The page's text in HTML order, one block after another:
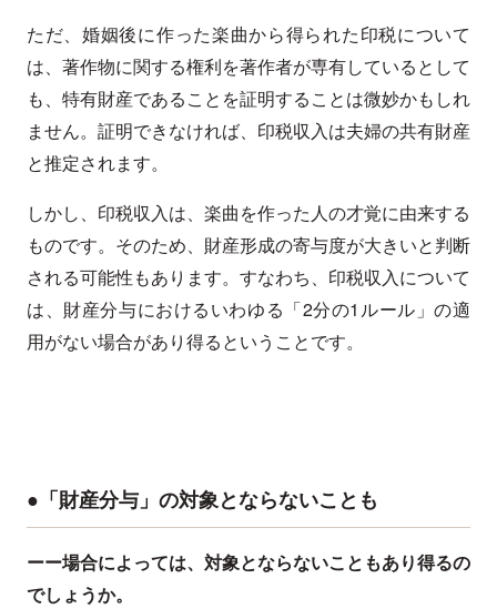
ただ、婚姻後に作った楽曲から得られた印税について
は、著作物に関する権利を著作者が専有しているとして
も、特有財産であることを証明することは微妙かもしれ
ません。証明できなければ、印税収入は夫婦の共有財産
と推定されます。
しかし、印税収入は、楽曲を作った人の才覚に由来する
ものです。そのため、財産形成の寄与度が大きいと判断
される可能性もあります。すなわち、印税収入について
は、財産分与におけるいわゆる「2分の1ルール」の適
用がない場合があり得るということです。
●「財産分与」の対象とならないことも
ーー場合によっては、対象とならないこともあり得るの
でしょうか。